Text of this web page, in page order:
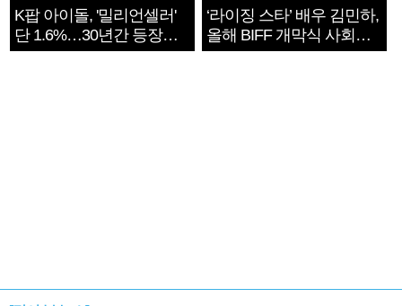
K팝 아이돌, '밀리언셀러'
단 1.6%…30년간 등장
1182개팀 전수조사
‘라이징 스타’ 배우 김민하,
올해 BIFF 개막식 사회자
확정